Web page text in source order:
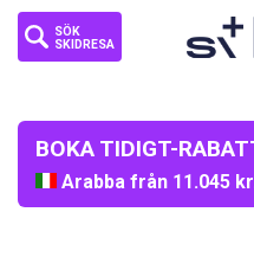
SÖK
SKIDRESA
BOKA TIDIGT-
Arabba från 11.045
La Thuile från 7.045